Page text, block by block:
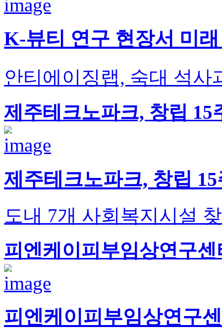
K-뷰티 연구 현장서 미
안티에이징랩, 숙대 석
제주테크노파크, 창립 15
제주테크노파크, 창립
도내 7개 사회복지시설
피엔케이피부임상연구센
피엔케이피부임상연구